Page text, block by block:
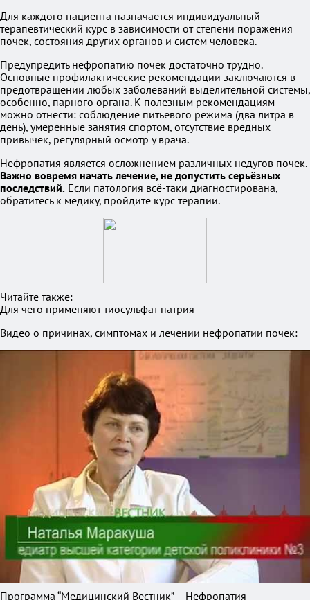
Для каждого пациента назначается индивидуальный
терапевтический курс в зависимости от степени поражения
почек, состояния других органов и систем человека.
Предупредить нефропатию почек достаточно трудно.
Основные профилактические рекомендации заключаются в
предотвращении любых заболеваний выделительной системы,
особенно, парного органа. К полезным рекомендациям
можно отнести: соблюдение питьевого режима (два литра в
день), умеренные занятия спортом, отсутствие вредных
привычек, регулярный осмотр у врача.
Нефропатия является осложнением различных недугов почек.
Важно вовремя начать лечение, не допустить серьёзных
последствий. Если патология всё-таки диагностирована,
обратитесь к медику, пройдите курс терапии.
Читайте также:
Для чего применяют тиосульфат натрия
Видео о причинах, симптомах и лечении нефропатии почек:
Программа “Медицинский Вестник” – Нефропатия